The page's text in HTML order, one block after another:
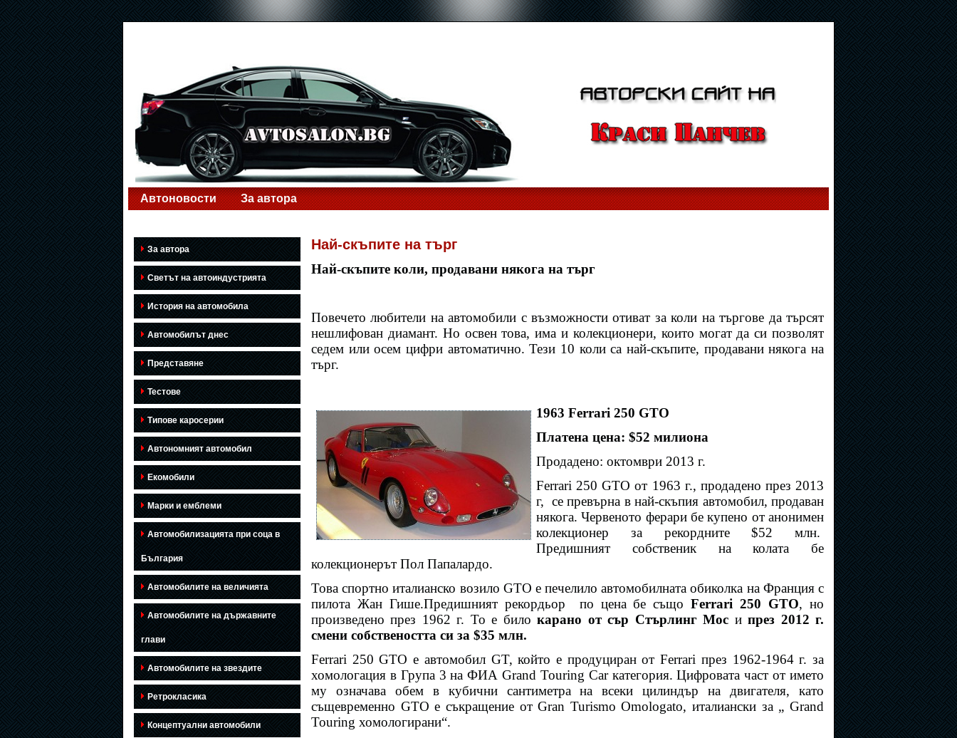
Автоновости За автора
За автора
Светът на автоиндустрията
История на автомобила
Автомобилът днес
Представяне
Тестове
Типове каросерии
Автономният автомобил
Екомобили
Марки и емблеми
Автомобилизацията при соца в
България
Автомобилите на величията
Автомобилите на държавните
глави
Автомобилите на звездите
Ретрокласика
Концептуални автомобили
Най-скъпите на търг
Най-скъпите коли, продавани някога на търг
Повечето любители на автомобили с възможности отиват за коли на търгове да търсят
нешлифован диамант. Но освен това, има и колекционери, които могат да си позволят
седем или осем цифри автоматично. Тези 10 коли са най-скъпите, продавани някога на
търг.
1963 Ferrari 250 GTO
Платена цена: $52 милиона
Продадено: октомври 2013 г.
Ferrari 250 GTO от 1963 г., продадено през 2013
г, се превърна в най-скъпия автомобил, продаван
някога. Червеното ферари бе купено от анонимен
колекционер за рекордните$52 млн.
Предишният собственик на колата бе
колекционерът Пол Папалардо.
Това спортно италианско возило GTO е печелило автомобилната обиколка на Франция с
пилота Жан Гише.Предишният рекордьор
по цена бе същоFerrari 250 GTO, но
произведено през 1962 г. То е билокарано от сър Стърлинг Мос ипрез 2012 г.
смени собствеността си за $35 млн.
Ferrari 250 GTO е автомобил GT, който е продуциран от Ferrari през 1962-1964 г. за
хомологация в Група 3 на ФИА Grand Touring Car категория. Цифровата част от името
му означава обем в кубични сантиметра на всеки цилиндър на двигателя, като
същевременно GTO е съкращение от Gran Turismo Omologato, италиански за „ Grand
Touring хомологирани“.